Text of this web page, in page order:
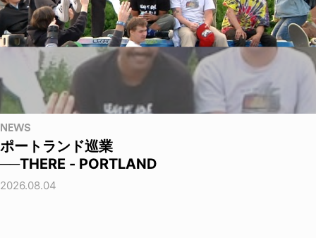
NEWS
ポートランド巡業
──THERE - PORTLAND
2026.08.04